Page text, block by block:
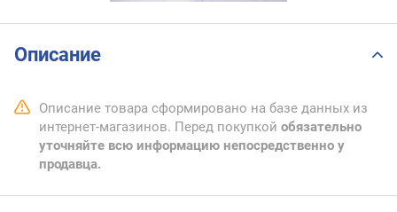
Описание
Описание товара сформировано на базе данных из
интернет-магазинов. Перед покупкой обязательно
уточняйте всю информацию непосредственно у
продавца.